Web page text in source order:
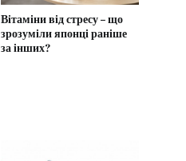
Вітаміни від стресу – що
зрозуміли японці раніше
за інших?